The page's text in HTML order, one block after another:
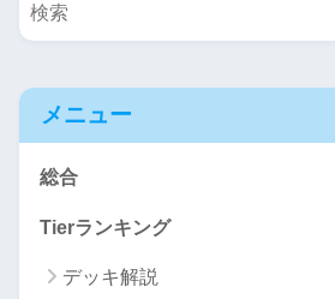
メニュー
総合
Tierランキング
デッキ解説